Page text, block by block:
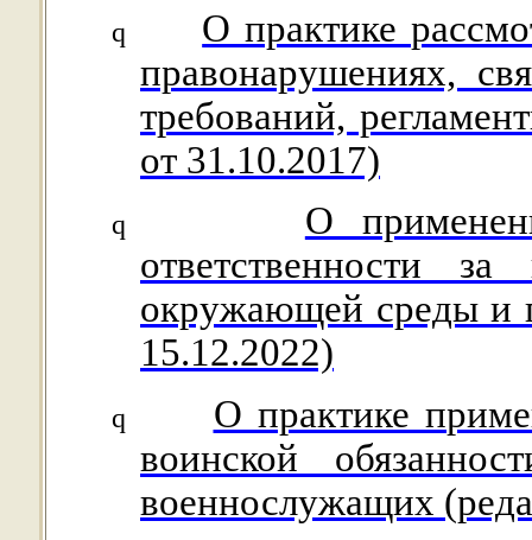
q
О практике
правонарушениях,
требований,
от 31.10.2017)
q
О
ответственности
окружающей среды и
15.12.2022)
q
О практике
воинской
военнослужащих